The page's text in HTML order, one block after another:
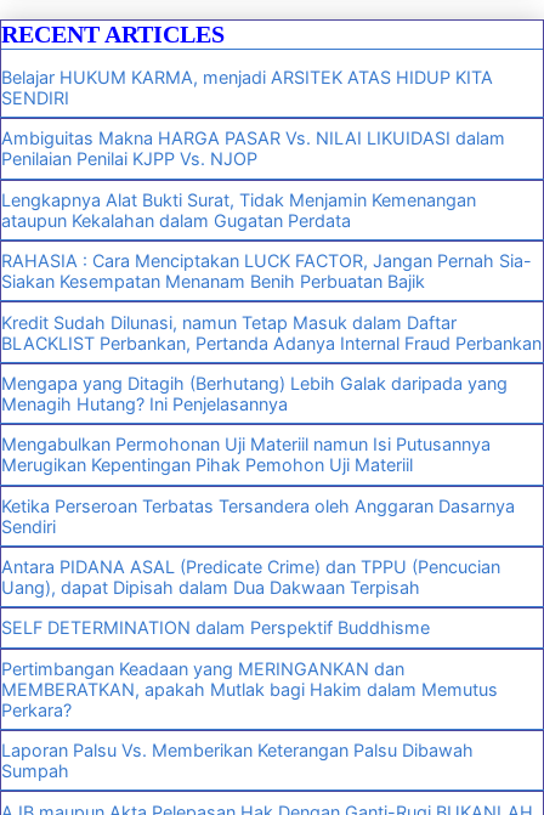
RECENT ARTICLES
Belajar HUKUM KARMA, menjadi ARSITEK ATAS HIDUP KITA
SENDIRI
Ambiguitas Makna HARGA PASAR Vs. NILAI LIKUIDASI dalam
Penilaian Penilai KJPP Vs. NJOP
Lengkapnya Alat Bukti Surat, Tidak Menjamin Kemenangan
ataupun Kekalahan dalam Gugatan Perdata
RAHASIA : Cara Menciptakan LUCK FACTOR, Jangan Pernah Sia-
Siakan Kesempatan Menanam Benih Perbuatan Bajik
Kredit Sudah Dilunasi, namun Tetap Masuk dalam Daftar
BLACKLIST Perbankan, Pertanda Adanya Internal Fraud Perbankan
Mengapa yang Ditagih (Berhutang) Lebih Galak daripada yang
Menagih Hutang? Ini Penjelasannya
Mengabulkan Permohonan Uji Materiil namun Isi Putusannya
Merugikan Kepentingan Pihak Pemohon Uji Materiil
Ketika Perseroan Terbatas Tersandera oleh Anggaran Dasarnya
Sendiri
Antara PIDANA ASAL (Predicate Crime) dan TPPU (Pencucian
Uang), dapat Dipisah dalam Dua Dakwaan Terpisah
SELF DETERMINATION dalam Perspektif Buddhisme
Pertimbangan Keadaan yang MERINGANKAN dan
MEMBERATKAN, apakah Mutlak bagi Hakim dalam Memutus
Perkara?
Laporan Palsu Vs. Memberikan Keterangan Palsu Dibawah
Sumpah